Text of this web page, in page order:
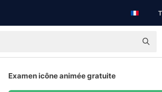
Examen icône animée gratuite